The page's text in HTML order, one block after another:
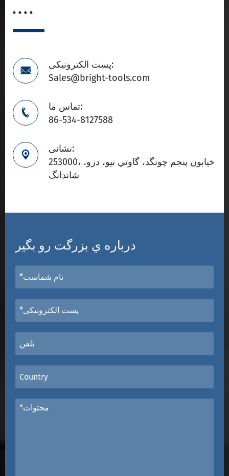
. . . .

پست الکترونیکی:
Sales@bright-tools.com

تماس ما:
86-534-8127588

نشانی:
253000، خيابون پنجم چونگد، گاوتي نيو، دزو،
شاندانگ
درباره ي بزرگت رو بگير